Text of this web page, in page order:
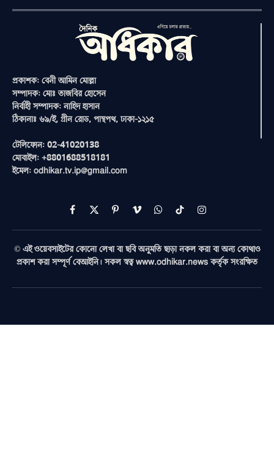
প্রকাশক: বেনী আমিন মোল্লা
সম্পাদক: মোঃ তাজবির হোসেন
নির্বাহী সম্পাদক: নাহিদ হাসান
ঠিকানাঃ ৬৯/ই, গ্রীন রোড, পান্থপথ, ঢাকা-১২১৫
টেলিফোন: 02-41020138
মোবাইল: +8801688518181
ইমেল: odhikar.tv.ip@gmail.com
Facebook
X
(Twitter)
PinterestVimeoWhatsAppTikTokInstagram
© এই ওয়েবসাইটের কোনো লেখা বা ছবি অনুমতি ছাড়া নকল করা বা অন্য কোথাও
প্রকাশ করা সম্পূর্ণ বেআইনি। সকল স্বত্ব www.odhikar.news কর্তৃক সংরক্ষিত